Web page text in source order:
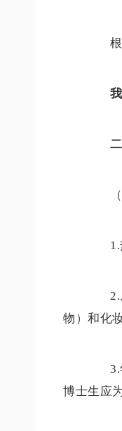
根据
（
1.热
2.从
物）和化
3.年
博士生应